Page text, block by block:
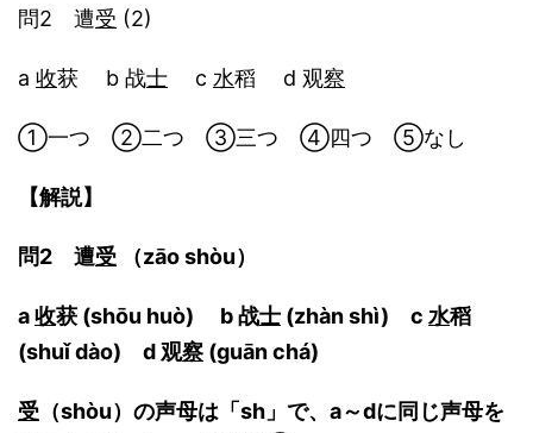
問2 遭受 (2)
a 收获 b 战士 c 水稻 d 观察
①一つ ②二つ ③三つ ④四つ ⑤なし
【解説】
問2 遭受 （zāo shòu）
a收获 (shōu huò) b 战士 (zhàn shì) c 水稻
(shuǐ dào) d 观察 (guān chá)
受 （shòu）の声母は「sh」で、a～dに同じ声母を